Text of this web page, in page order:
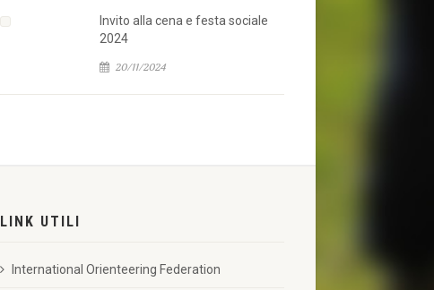
Invito alla cena e festa sociale
2024
20/11/2024
LINK UTILI
International Orienteering Federation